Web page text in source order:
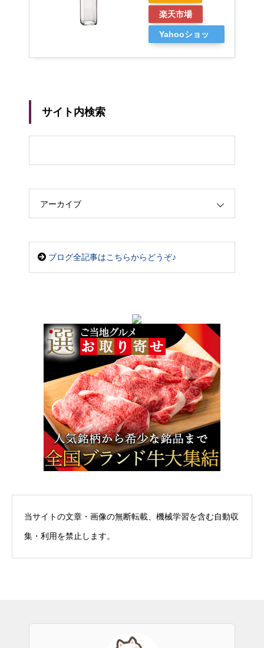
楽天市場
Yahooショッ
サイト内検索
アーカイブ
ブログ全記事はこちらからどうぞ♪
当サイトの文章・画像の無断転載、機械学習を含む自動収
集・利用を禁止します。